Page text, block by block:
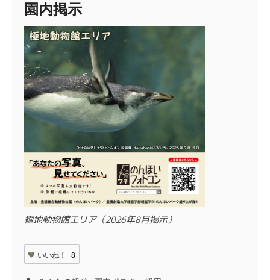
園内掲示
極地動物館エリア（2026年8月掲示）
いいね！ 8